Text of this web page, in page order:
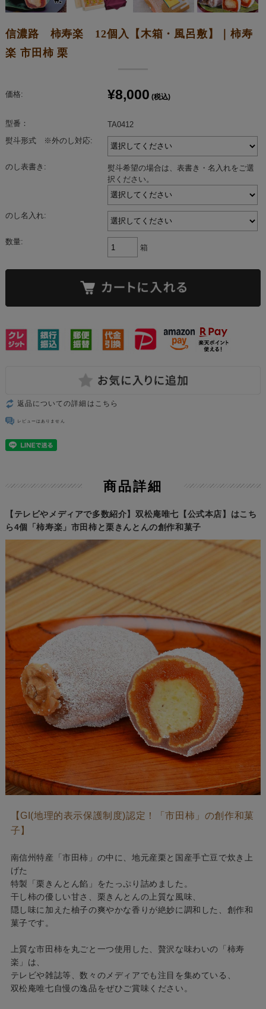
信濃路 柿寿楽 12個入【木箱・風呂敷】｜柿寿
楽 市田柿 栗
価格: ¥8,000 (税込)
型番：
TA0412
熨斗形式 ※外のし対応:
のし表書き:
熨斗希望の場合は、表書き・名入れをご選
択ください。
のし名入れ:
数量:
箱
返品についての詳細はこちら
レビューはありません
商品詳細
【テレビやメディアで多数紹介】双松庵唯七【公式本店】はこち
ら4個「柿寿楽」市田柿と栗きんとんの創作和菓子
【GI(地理的表示保護制度)認定！「市田柿」の創作和菓
子】
南信州特産「市田柿」の中に、地元産栗と国産手亡豆で炊き上
げた
特製「栗きんとん餡」をたっぷり詰めました。
干し柿の優しい甘さ、栗きんとんの上質な風味、
隠し味に加えた柚子の爽やかな香りが絶妙に調和した、創作和
菓子です。
上質な市田柿を丸ごと一つ使用した、贅沢な味わいの「柿寿
楽」は、
テレビや雑誌等、数々のメディアでも注目を集めている、
双松庵唯七自慢の逸品をぜひご賞味ください。